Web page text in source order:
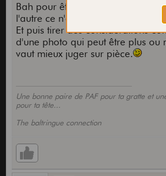
Bah pour être franc je ne sais
l'autre ce n'est pas homogène...
Et puis tirer des considerations
d'une photo qui peut être plus ou
vaut mieux juger sur pièce.
Une bonne paire de PAF pour ta gratte et
pour ta tête...
The baltringue connection